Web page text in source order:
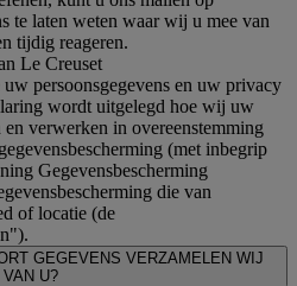
te laten weten waar wij u mee van
tijdig reageren.
Le Creuset
persoonsgegevens en uw privacy
wordt uitgelegd hoe wij uw
en verwerken in overeenstemming
(met inbegrip
Gegevensbescherming
die van
of locatie (de
GEGEVENS VERZAMELEN WIJ
VAN U?